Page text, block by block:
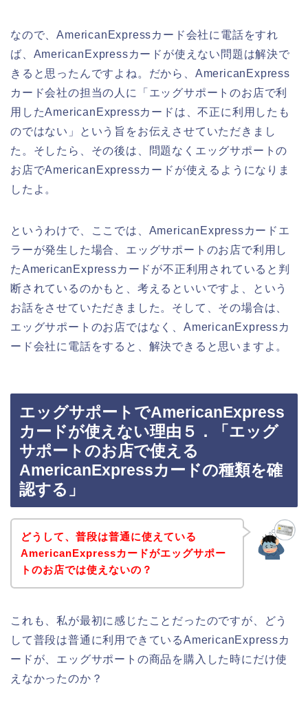
なので、AmericanExpressカード会社に電話をすれ
ば、AmericanExpressカードが使えない問題は解決で
きると思ったんですよね。だから、AmericanExpress
カード会社の担当の人に「エッグサポートのお店で利
用したAmericanExpressカードは、不正に利用したも
のではない」という旨をお伝えさせていただきまし
た。そしたら、その後は、問題なくエッグサポートの
お店でAmericanExpressカードが使えるようになりま
したよ。
というわけで、ここでは、AmericanExpressカードエ
ラーが発生した場合、エッグサポートのお店で利用し
たAmericanExpressカードが不正利用されていると判
断されているのかもと、考えるといいですよ、という
お話をさせていただきました。そして、その場合は、
エッグサポートのお店ではなく、AmericanExpressカ
ード会社に電話をすると、解決できると思いますよ。
エッグサポートでAmericanExpress
カードが使えない理由５．「エッグ
サポートのお店で使える
AmericanExpressカードの種類を確
認する」
どうして、普段は普通に使えている
AmericanExpressカードがエッグサポー
トのお店では使えないの？
これも、私が最初に感じたことだったのですが、どう
して普段は普通に利用できているAmericanExpressカ
ードが、エッグサポートの商品を購入した時にだけ使
えなかったのか？